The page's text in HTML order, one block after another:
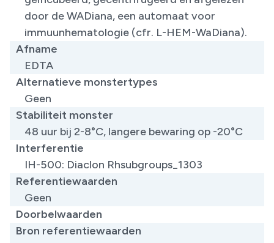
door de WADiana, een automaat voor
immuunhematologie (cfr. L-HEM-WaDiana).
Afname
EDTA
Alternatieve monstertypes
Geen
Stabiliteit monster
48 uur bij 2-8°C, langere bewaring op -20°C
Interferentie
IH-500: Diaclon Rhsubgroups_1303
Referentiewaarden
Geen
Doorbelwaarden
Bron referentiewaarden